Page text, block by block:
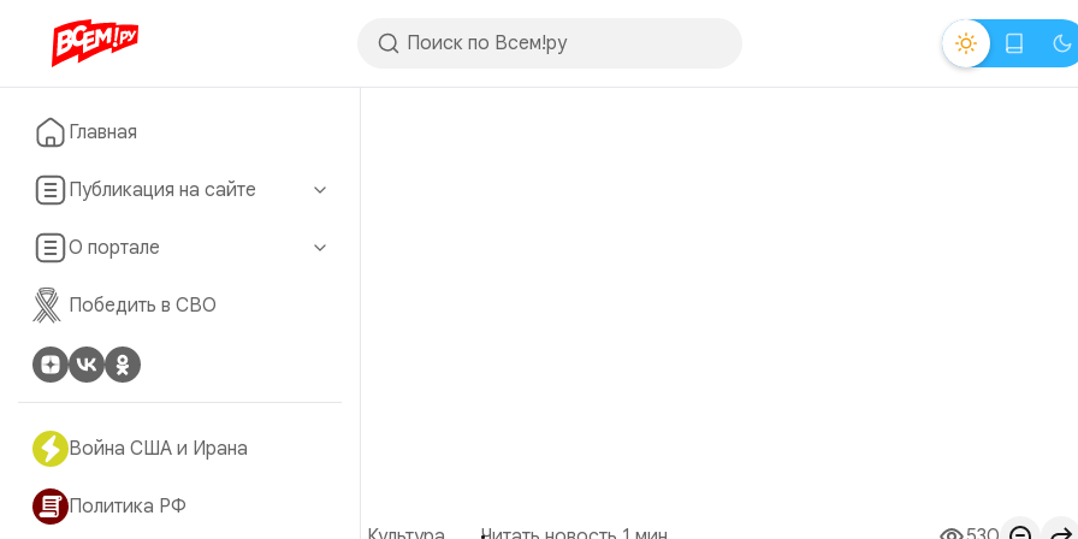
Главная
Публикация на сайте
О портале
Победить в СВО
Война США и Ирана
Политика РФ